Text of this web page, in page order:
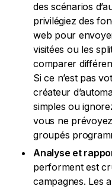
des scénarios
privilégiez des
web pour
visitées ou les
comparer
Si ce n’est pas
créateur
simples ou
vous ne
groupés
Analyse et
performent est
campagnes. Les